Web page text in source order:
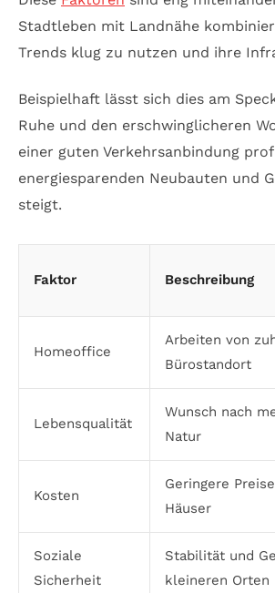
Stadtleben mit Landnähe
Trends klug zu nutzen und ihre
Beispielhaft lässt sich dies am
Ruhe und den erschwinglicheren
einer guten Verkehrsanbindung
energiesparenden Neubauten und
steigt.
Faktor Beschreibung
Homeoffice
Arbeiten von
Bürostandort
Lebensqualität
Wunsch nach
Natur
Kosten
Geringere
Häuser
Soziale
Sicherheit
Stabilität und
kleineren Orten